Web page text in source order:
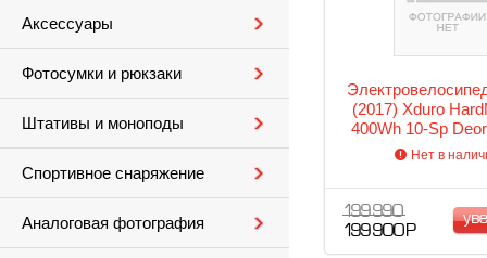
Аксессуары
Фотосумки и рюкзаки
Штативы и моноподы
Спортивное снаряжение
Аналоговая фотография
(2017) Xduro
400Wh 10-Sp
Нет в
199 990
199 900 Р